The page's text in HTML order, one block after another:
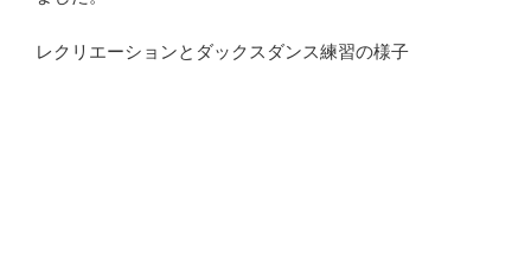
レクリエーションとダックスダンス練習の様子